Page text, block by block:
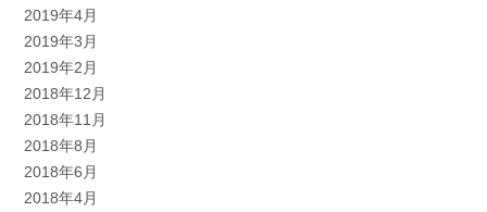
2019年4月
2019年3月
2019年2月
2018年12月
2018年11月
2018年8月
2018年6月
2018年4月